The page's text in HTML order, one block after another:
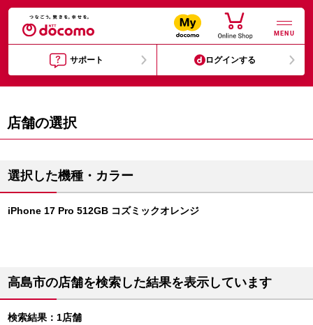
MENU
サポート ログインする
店舗の選択
選択した機種・カラー
iPhone 17 Pro 512GB コズミックオレンジ
高島市の店舗を検索した結果を表示しています
検索結果：1店舗